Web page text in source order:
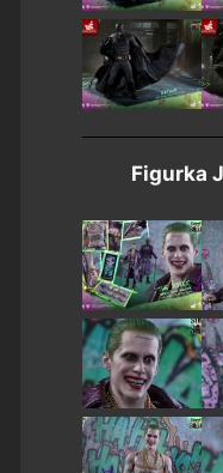
Figurka